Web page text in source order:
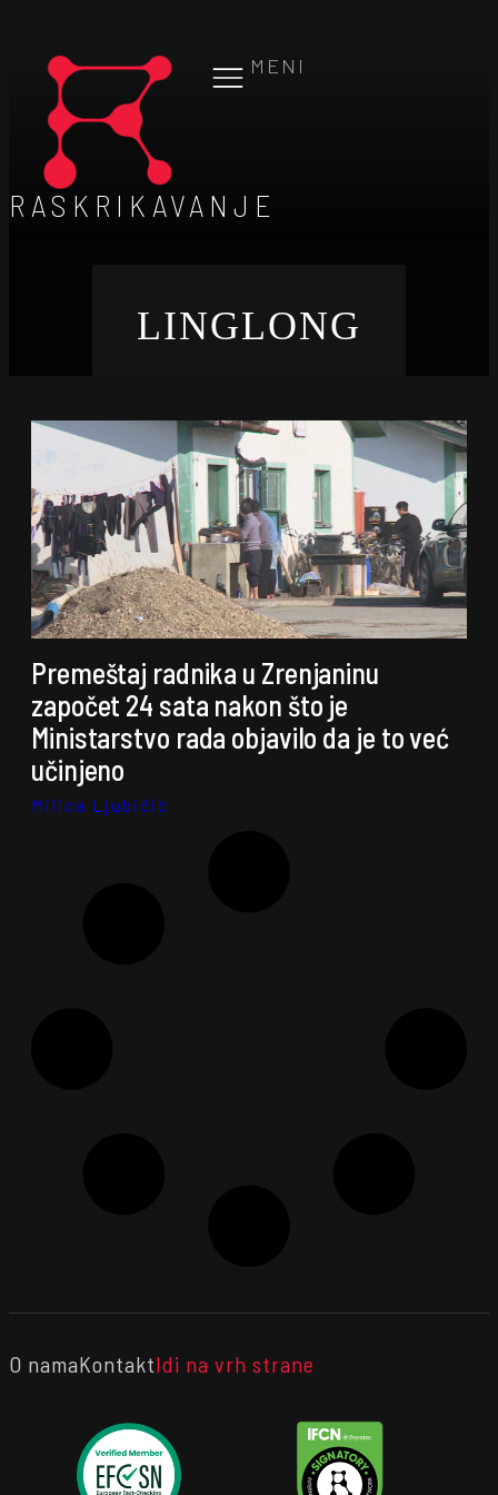
MENI
RASKRIKAVANJE
LINGLONG
Premeštaj radnika u Zrenjaninu
započet 24 sata nakon što je
Ministarstvo rada objavilo da je to već
učinjeno
Milica Ljubičić
O namaKontaktIdi na vrh strane